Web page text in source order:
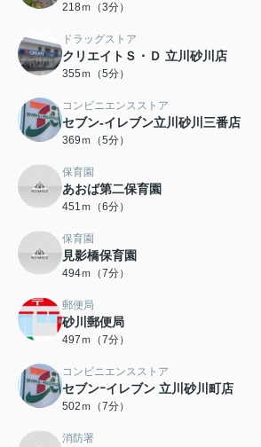
218ｍ（3分）
ドラッグストア
クリエイトＳ・Ｄ 立川砂川店
355ｍ（5分）
コンビニエンスストア
セブン-イレブン立川砂川三番店
369ｍ（5分）
保育園
あおば第二保育園
451ｍ（6分）
保育園
見影橋保育園
494ｍ（7分）
郵便局
砂川郵便局
497ｍ（7分）
コンビニエンスストア
セブンｰイレブン 立川砂川町店
502ｍ（7分）
消防署